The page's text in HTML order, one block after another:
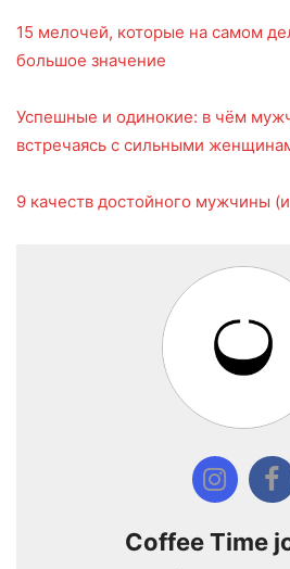
15 мелочей, которые на самом
большое значение
Успешные и одинокие: в чём
встречаясь с сильными
9 качеств достойного мужчины
Coffee Time